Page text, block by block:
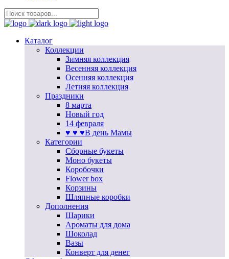
Каталог
Коллекции
Зимняя коллекция
Весенняя коллекция
Осенняя коллекция
Летняя коллекция
Праздники
8 марта
Новый год
14 февраля
♥ ♥ ♥В день Мамы
Категории
Сборные букеты
Моно букеты
Коробочки
Flower box
Корзины
Шляпные коробки
Дополнения
Шарики
Ароматы для дома
Шоколад
Вазы
Конверт для денег